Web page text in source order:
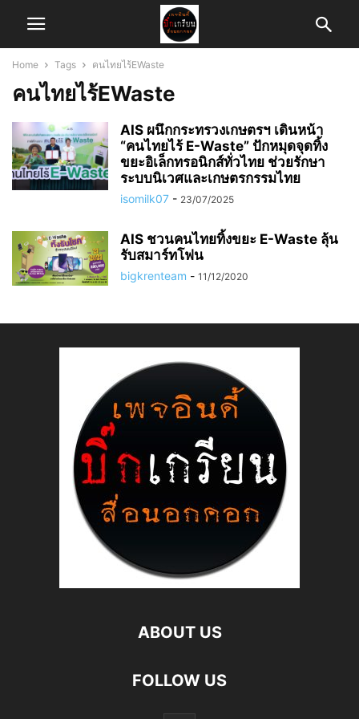
Home Tags คนไทยไร้EWaste
คนไทยไร้EWaste
AIS ผนึกกระทรวงเกษตรฯ เดินหน้า
“คนไทยไร้ E-Waste” ปักหมุดจุดทิ้ง
ขยะอิเล็กทรอนิกส์ทั่วไทย ช่วยรักษา
ระบบนิเวศและเกษตรกรรมไทย
isomilk07 - 23/07/2025
AIS ชวนคนไทยทิ้งขยะ E-Waste ลุ้น
รับสมาร์ทโฟน
bigkrenteam - 11/12/2020
ABOUT US
FOLLOW US